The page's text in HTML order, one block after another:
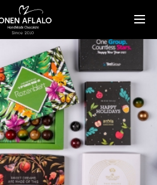
אין מוצרים בעגלה
סגור
כבר רשומים?